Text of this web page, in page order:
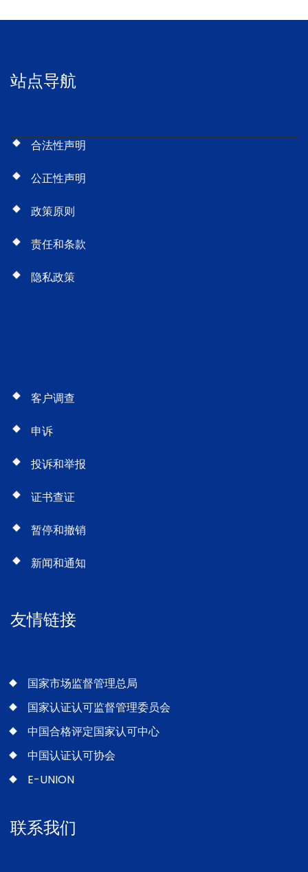
站点导航
合法性声明
公正性声明
政策原则
责任和条款
隐私政策
客户调查
申诉
投诉和举报
证书查证
暂停和撤销
新闻和通知
友情链接
国家市场监督管理总局
国家认证认可监督管理委员会
中国合格评定国家认可中心
中国认证认可协会
E-UNION
联系我们